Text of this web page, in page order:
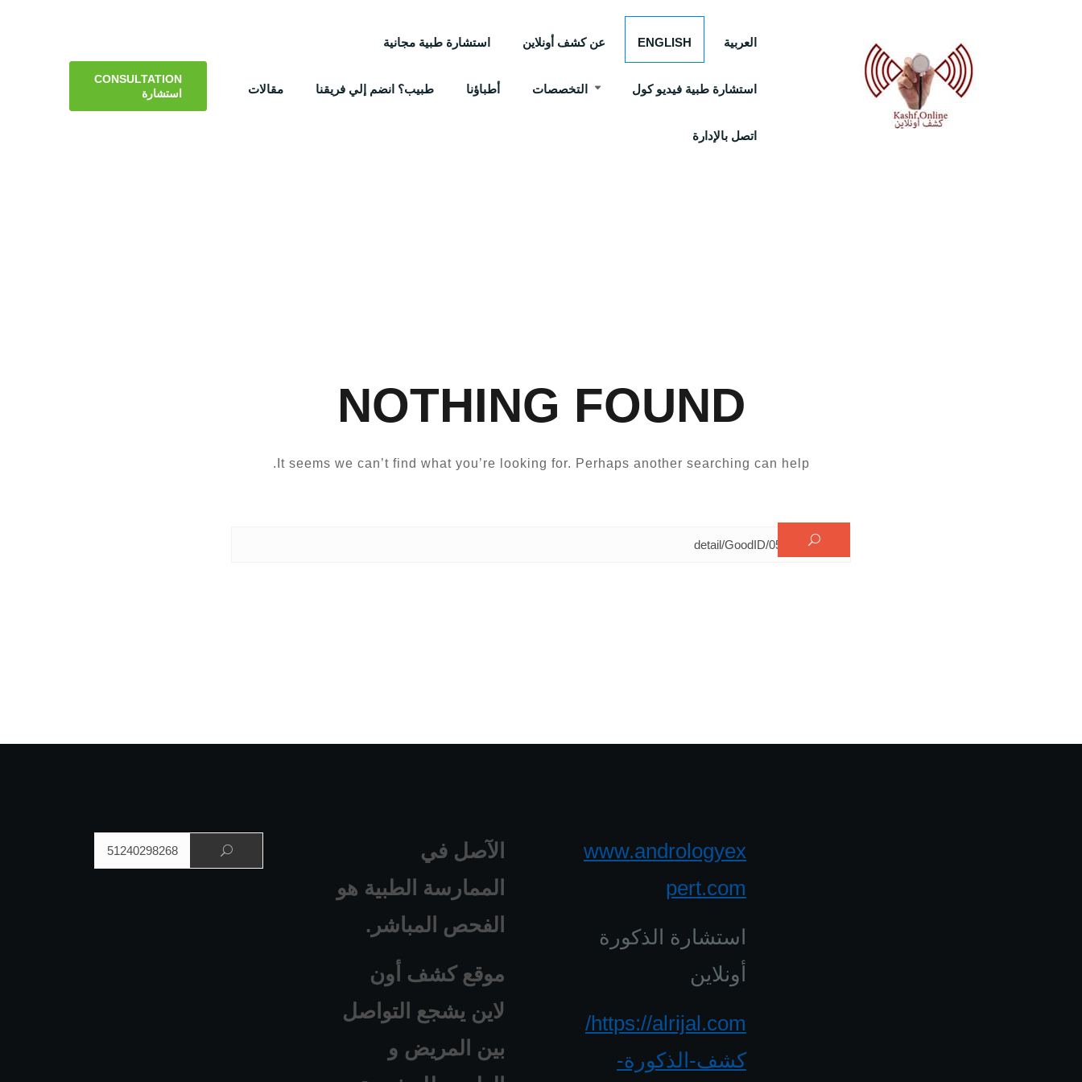
العربية ENGLISH عن كشف أونلاين استشارة طبية مجانية
استشارة طبية فيديو كول التخصصات أطباؤنا طبيب؟ انضم إلي فريقنا مقالات
اتصل بالإدارة
CONSULTATION
استشارة
NOTHING FOUND
It seems we can’t find what you’re looking for. Perhaps another searching can help.
الآصل في
الممارسة الطبية هو
الفحص المباشر.
موقع كشف أون
لاين يشجع التواصل
بين المريض و
www.andrologyex
pert.com
استشارة الذكورة
أونلاين
https://alrijal.com/
كشف-الذكورة-